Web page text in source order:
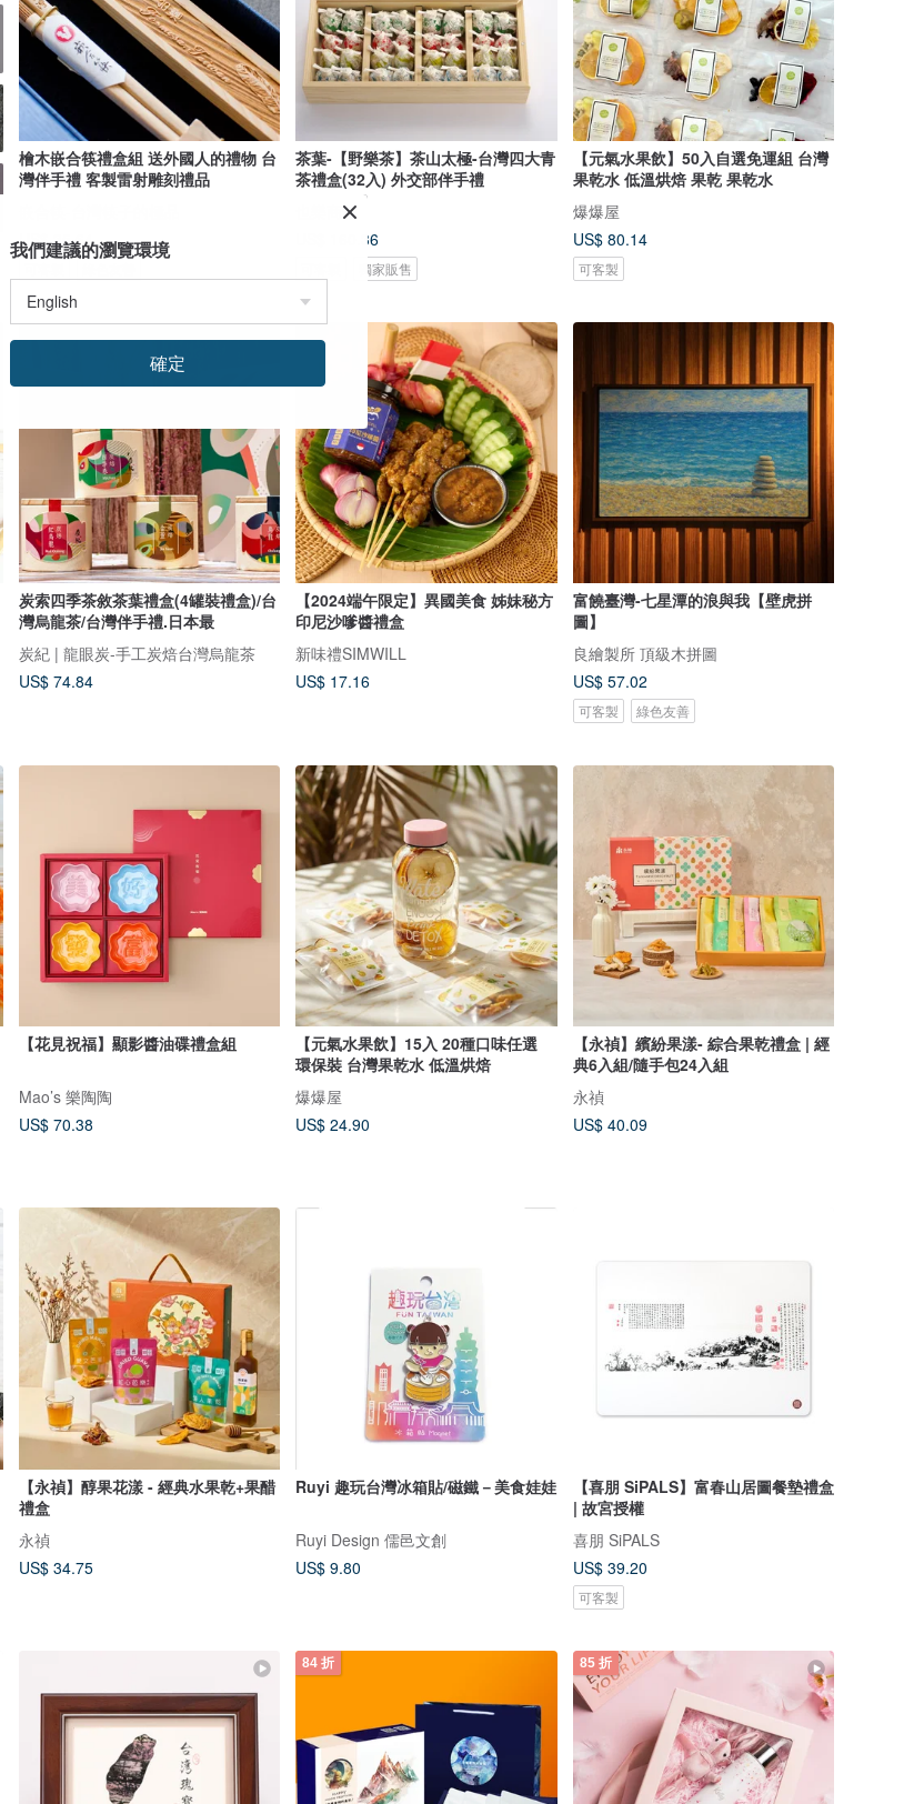
檜木嵌合筷禮盒組 送外國人的禮物 台
灣伴手禮 客製雷射雕刻禮品
US$ 35.64
茶葉-【野樂茶】茶山太極-台灣四大青
茶禮盒(32入) 外交部伴手禮
也樂商號
US$ 160.36
獨家販售
【元氣水果飲】50入自選免運組 台灣
果乾水 低溫烘焙 果乾 果乾水
爆爆屋
US$ 80.14
可客製
炭索四季茶敘茶葉禮盒(4罐裝禮盒)/台
灣烏龍茶/台灣伴手禮.日本最
炭紀 | 龍眼炭-手工炭焙台灣烏龍茶
US$ 74.84
【2024端午限定】異國美食 姊妹秘方
印尼沙嗲醬禮盒
新味禮SIMWILL
US$ 17.16
富饒臺灣-七星潭的浪與我【壁虎拼
圖】
良繪製所 頂級木拼圖
US$ 57.02
可客製 綠色友善
【花見祝福】顯影醬油碟禮盒組
Mao’s 樂陶陶
US$ 70.38
【元氣水果飲】15入 20種口味任選
環保裝 台灣果乾水 低溫烘焙
爆爆屋
US$ 24.90
【永禎】繽紛果漾- 綜合果乾禮盒 | 經
典6入組/隨手包24入組
永禎
US$ 40.09
【永禎】醇果花漾 - 經典水果乾+果醋
禮盒
永禎
US$ 34.75
Ruyi 趣玩台灣冰箱貼/磁鐵－美食娃娃
Ruyi Design 儒邑文創
US$ 9.80
【喜朋 SiPALS】富春山居圖餐墊禮盒
| 故宮授權
喜朋 SiPALS
US$ 39.20
可客製
84 折 85 折
我們建議的瀏覽環境
確定